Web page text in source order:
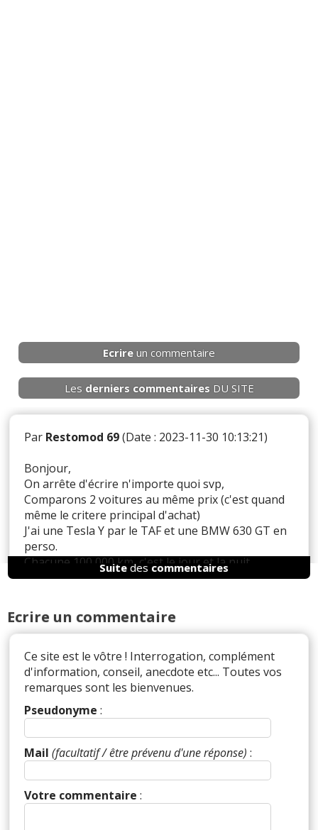
Ecrire un commentaire
Les derniers commentaires DU SITE
Par Restomod 69(Date : 2023-11-30 10:13:21)
Bonjour,
On arrête d'écrire n'importe quoi svp,
Comparons 2 voitures au même prix (c'est quand
même le critere principal d'achat)
J'ai une Tesla Y par le TAF et une BMW 630 GT en
perso.
Chacune 100 000 km, c'est le jour et la nuit .
La BM n'a pas bougé, la Tesla est usée de partout
leasing et changer tous les 2 ans.
Il y a2réaction(s) sur ce commentaire :
ParAdmin
ADMINISTRATEUR DU SITE
(2023-12-02 16:42:18) : Hop hop hop ... D'un genre
assez caractériel je ne peux laisser passer le
PRECISEMENT qui ne va pas ?
Suitedescommentaires
Ecrire un commentaire
Ce site est le vôtre ! Interrogation, complément
d'information, conseil, anecdote etc... Toutes vos
remarques sont les bienvenues.
Pseudonyme :
Mail (facultatif / être prévenu d'une réponse) :
Votre commentaire :